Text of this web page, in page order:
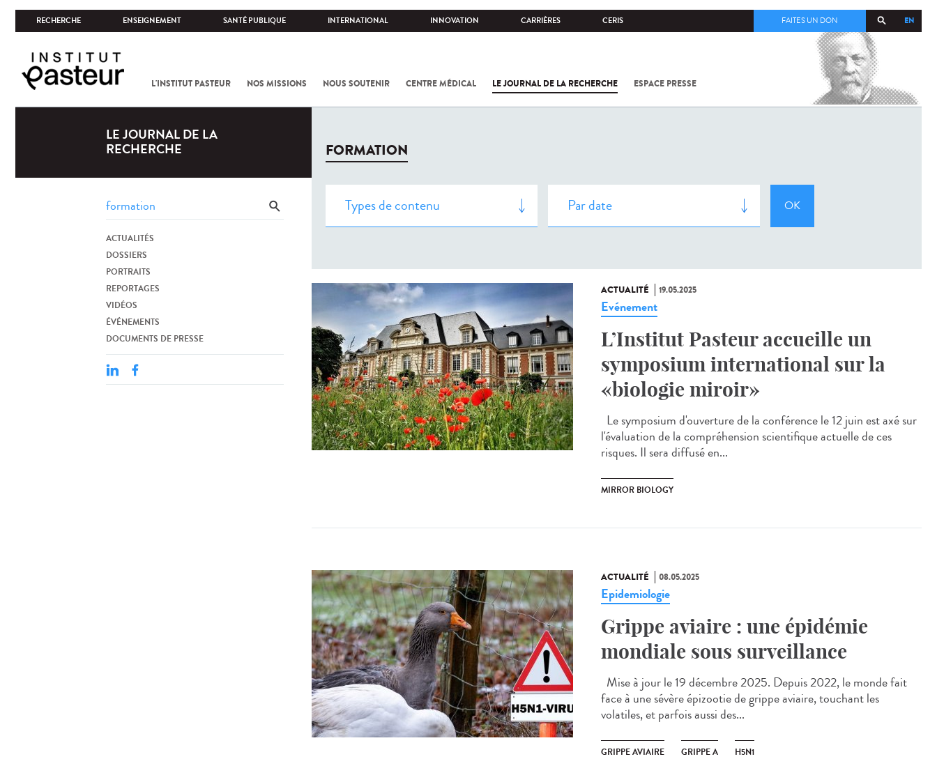
RECHERCHE ENSEIGNEMENT SANTÉ PUBLIQUE INTERNATIONAL INNOVATION CARRIÈRES CERIS EN
FAITES UN DON
L'INSTITUT PASTEUR NOS MISSIONS NOUS SOUTENIR CENTRE MÉDICAL LE JOURNAL DE LA RECHERCHE ESPACE PRESSE
COV-2 /
LE JOURNAL DE LA
RECHERCHE
ACTUALITÉS
DOSSIERS
PORTRAITS
REPORTAGES
VIDÉOS
ÉVÉNEMENTS
DOCUMENTS DE PRESSE
FORMATION
ACTUALITÉ 19.05.2025
Evénement
L’Institut Pasteur accueille un
symposium international sur la
«biologie miroir»
Le symposium d'ouverture de la conférence le 12 juin est axé sur
l'évaluation de la compréhension scientifique actuelle de ces
risques. Il sera diffusé en...
MIRROR BIOLOGY
ACTUALITÉ 08.05.2025
Epidemiologie
Grippe aviaire : une épidémie
mondiale sous surveillance
Mise à jour le 19 décembre 2025. Depuis 2022, le monde fait
face à une sévère épizootie de grippe aviaire, touchant les
volatiles, et parfois aussi des...
GRIPPE AVIAIRE GRIPPE A H5N1